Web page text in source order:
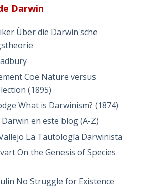
Darwin
Über die Darwin'sche
Coe Nature versus
(1895)
What is Darwinism? (1874)
en este blog (A-Z)
La Tautología Darwinista
On the Genesis of Species
No Struggle for Existence